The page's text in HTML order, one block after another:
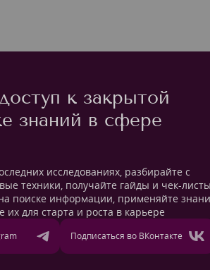
к закрытой
знаний в сфере
исследованиях, разбирайте с
техники, получайте гайды и чек-
поиске информации, применяйте
их для старта и роста в карьере
Подписаться во ВКонтакте